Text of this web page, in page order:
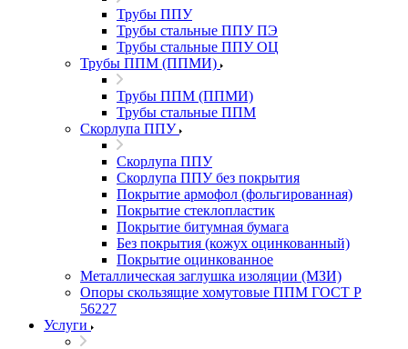
Трубы ППУ
Трубы стальные ППУ ПЭ
Трубы стальные ППУ ОЦ
Трубы ППМ (ППМИ)
Трубы ППМ (ППМИ)
Трубы стальные ППМ
Скорлупа ППУ
Скорлупа ППУ
Скорлупа ППУ без покрытия
Покрытие армофол (фольгированная)
Покрытие стеклопластик
Покрытие битумная бумага
Без покрытия (кожух оцинкованный)
Покрытие оцинкованное
Металлическая заглушка изоляции (МЗИ)
Опоры скользящие хомутовые ППМ ГОСТ Р
56227
Услуги